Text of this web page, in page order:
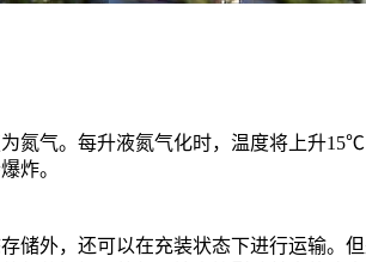
气。每升液氮气化时，温度将上升15℃
炸。
外，还可以在充装状态下进行运输。